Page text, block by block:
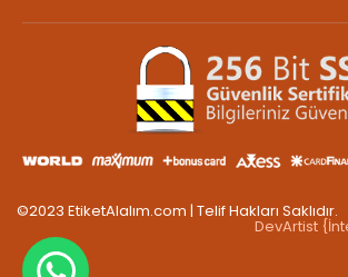
©2023 EtiketAlalım.com | Telif Hakları Saklıdır.
DevArtist